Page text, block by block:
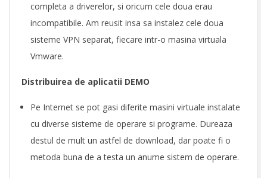
completa a driverelor, si oricum cele doua erau
incompatibile. Am reusit insa sa instalez cele doua
sisteme VPN separat, fiecare intr-o masina virtuala
Vmware.
Distribuirea de aplicatii DEMO
Pe Internet se pot gasi diferite masini virtuale instalate
cu diverse sisteme de operare si programe. Dureaza
destul de mult un astfel de download, dar poate fi o
metoda buna de a testa un anume sistem de operare.